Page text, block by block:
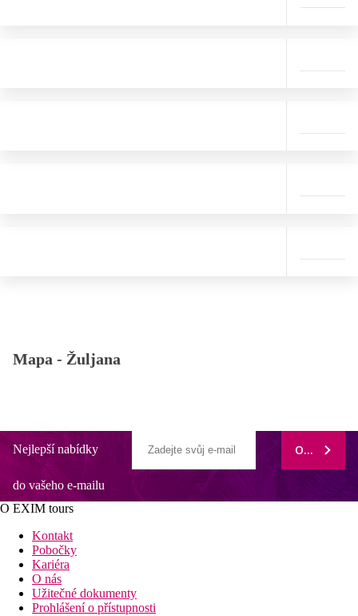
Mapa - Žuljana
Nejlepší nabídky
do vašeho e-mailu
ODEBÍRAT
O EXIM tours
Kontakt
Pobočky
Kariéra
O nás
Užitečné dokumenty
Prohlášení o přístupnosti